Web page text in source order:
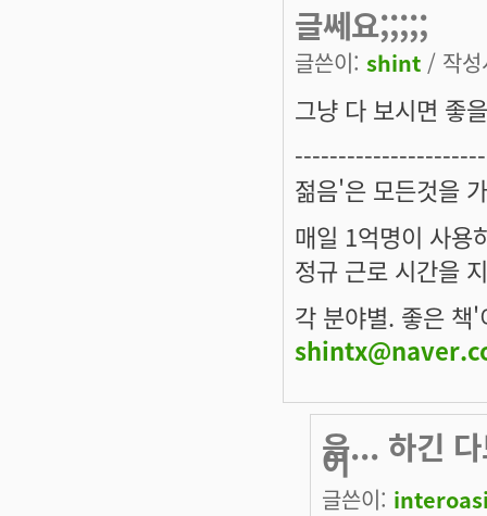
글쎄요;;;;;
글쓴이: shint / 작
그냥 다 보시면 좋
젊음'은 모든것을
매일 1억명이 사용
정규 근로 시간을
각 분야별. 좋은 책
음... 하긴
어
글쓴이: